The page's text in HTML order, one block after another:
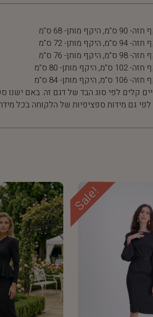
קלים לפי סוג הבד של דגם זה. באם ישנו
לפי גם מידות ספציפיות של הלקוחה בכל
Sale!